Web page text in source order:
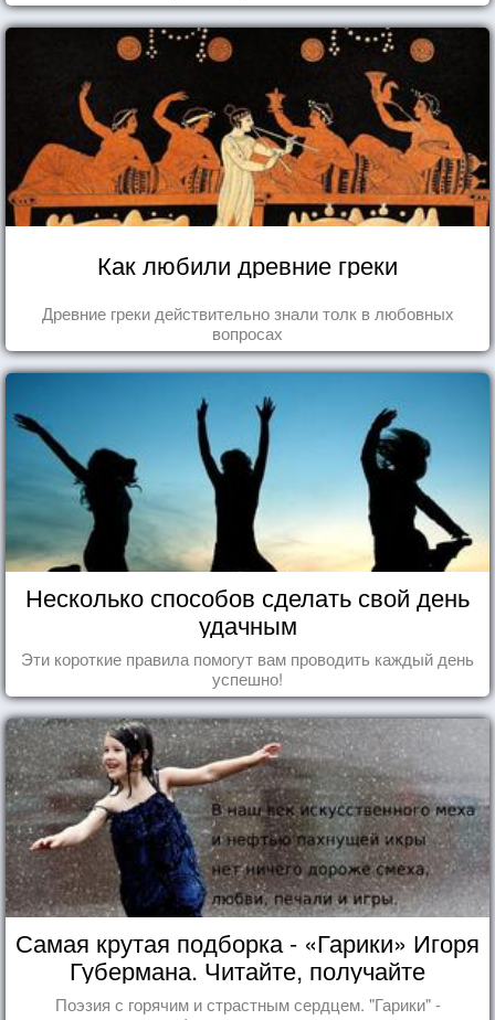
Как любили древние греки
Древние греки действительно знали толк в любовных
вопросах
Несколько способов сделать свой день
удачным
Эти короткие правила помогут вам проводить каждый день
успешно!
Самая крутая подборка - «Гарики» Игоря
Губермана. Читайте, получайте
удовольствие!
Поэзия с горячим и страстным сердцем. "Гарики" -